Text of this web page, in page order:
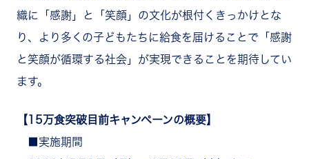
織に「感謝」と「笑顔」の文化が根付くきっかけとな
り、より多くの子どもたちに給食を届けることで「感謝
と笑顔が循環する社会」が実現できることを期待してい
ます。
【15万食突破目前キャンペーンの概要】
■実施期間